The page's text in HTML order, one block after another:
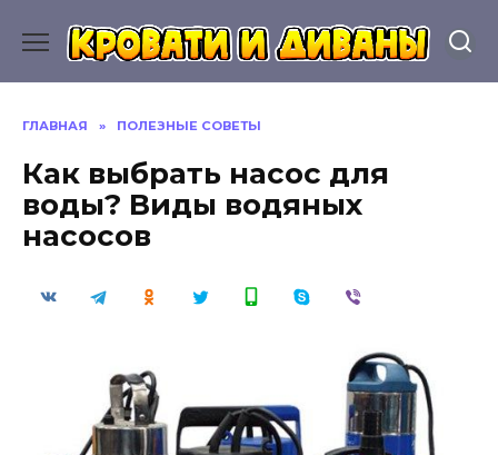
содержанию
ГЛАВНАЯ » ПОЛЕЗНЫЕ СОВЕТЫ
Как выбрать насос для
воды? Виды водяных
насосов